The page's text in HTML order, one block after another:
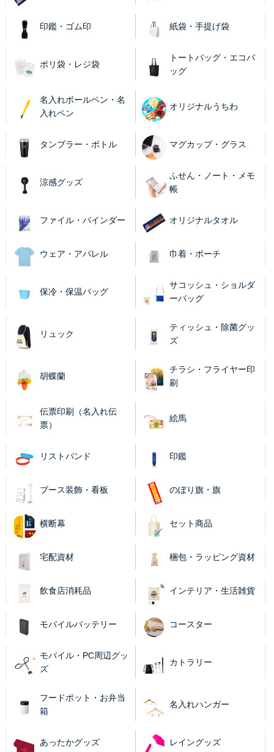
印鑑・ゴム印 紙袋・手提げ袋
ポリ袋・レジ袋
トートバッグ・エコバ
ッグ
名入れボールペン・名
入れペン
オリジナルうちわ
タンブラー・ボトル マグカップ・グラス
涼感グッズ
ふせん・ノート・メモ
帳
ファイル・バインダー オリジナルタオル
ウェア・アパレル 巾着・ポーチ
保冷・保温バッグ
サコッシュ・ショルダ
ーバッグ
リュック
ティッシュ・除菌グッ
ズ
胡蝶蘭
チラシ・フライヤー印
刷
伝票印刷（名入れ伝
票）
絵馬
リストバンド 印鑑
ブース装飾・看板 のぼり旗・旗
横断幕 セット商品
宅配資材 梱包・ラッピング資材
飲食店消耗品 インテリア・生活雑貨
モバイルバッテリー コースター
モバイル・PC周辺グッ
ズ
カトラリー
フードポット・お弁当
箱
名入れハンガー
あったかグッズ レイングッズ